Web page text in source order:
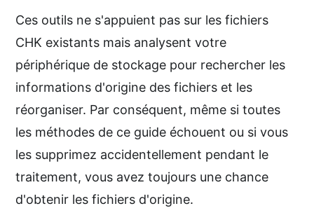
Ces outils ne s'appuient pas sur les fichiers
CHK existants mais analysent votre
périphérique de stockage pour rechercher les
informations d'origine des fichiers et les
réorganiser. Par conséquent, même si toutes
les méthodes de ce guide échouent ou si vous
les supprimez accidentellement pendant le
traitement, vous avez toujours une chance
d'obtenir les fichiers d'origine.